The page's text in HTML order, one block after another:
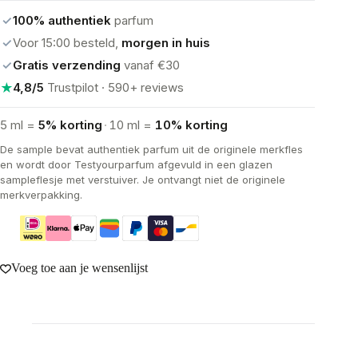
✓100% authentiek parfum
✓Voor 15:00 besteld, morgen in huis
✓Gratis verzending vanaf €30
★4,8/5 Trustpilot · 590+ reviews
5 ml = 5% korting · 10 ml = 10% korting
De sample bevat authentiek parfum uit de originele merkfles
en wordt door Testyourparfum afgevuld in een glazen
sampleflesje met verstuiver. Je ontvangt niet de originele
merkverpakking.
Voeg toe aan je wensenlijst